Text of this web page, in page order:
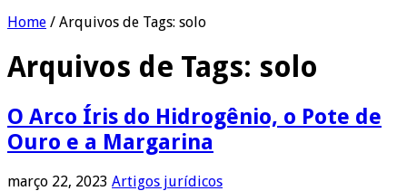
Home / Arquivos de Tags: solo
Arquivos de Tags: solo
O Arco Íris do Hidrogênio, o Pote de
Ouro e a Margarina
março 22, 2023 Artigos jurídicos